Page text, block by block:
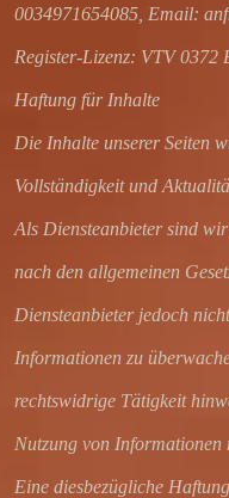
0034971654085, Email:
Register-Lizenz: VTV 0372
Haftung für Inhalte
Die Inhalte unserer Seiten
Vollständigkeit und
Als Diensteanbieter sind
nach den allgemeinen
Diensteanbieter jedoch
Informationen zu
rechtswidrige Tätigkeit
Nutzung von Informationen
Eine diesbezügliche